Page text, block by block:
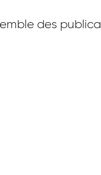
des